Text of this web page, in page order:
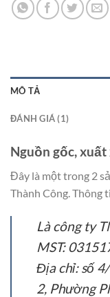
MÔ TẢ
ĐÁNH GIÁ (1)
Nguồn gốc,
Đây là một trong 2
Thành Công. Thông
Là công ty
MST:
Địa chỉ: số
2, Phường